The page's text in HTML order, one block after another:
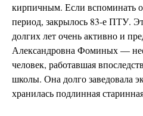
кирпичным. Если вспоминать
период, закрылось 83-е ПТУ.
долгих лет очень активно и
Александровна Фоминых —
человек, работавшая
школы. Она долго заведовала
хранилась подлинная